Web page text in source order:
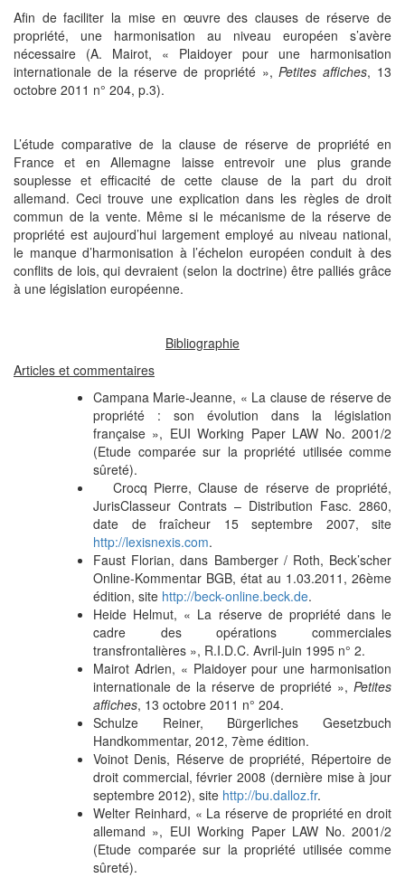
Afin de faciliter la mise en œuvre des clauses de réserve de
propriété, une harmonisation au niveau européen s’avère
nécessaire (A. Mairot, « Plaidoyer pour une harmonisation
internationale de la réserve de propriété »,Petites affiches, 13
octobre 2011 n° 204, p.3).
L’étude comparative de la clause de réserve de propriété en
France et en Allemagne laisse entrevoir une plus grande
souplesse et efficacité de cette clause de la part du droit
allemand. Ceci trouve une explication dans les règles de droit
commun de la vente. Même si le mécanisme de la réserve de
propriété est aujourd’hui largement employé au niveau national,
le manque d’harmonisation à l’échelon européen conduit à des
conflits de lois, qui devraient (selon la doctrine) être palliés grâce
à une législation européenne.
Bibliographie
Articles et commentaires
Campana Marie-Jeanne, « La clause de réserve de
propriété : son évolution dans la législation
française », EUI Working Paper LAW No. 2001/2
(Etude comparée sur la propriété utilisée comme
sûreté).
Crocq Pierre, Clause de réserve de propriété,
JurisClasseur Contrats – Distribution Fasc. 2860,
date de fraîcheur 15 septembre 2007, site
http://lexisnexis.com.
Faust Florian, dans Bamberger / Roth, Beck’scher
Online-Kommentar BGB, état au 1.03.2011, 26ème
édition, site http://beck-online.beck.de.
Heide Helmut, « La réserve de propriété dans le
cadre des opérations commerciales
transfrontalières », R.I.D.C. Avril-juin 1995 n° 2.
Mairot Adrien, « Plaidoyer pour une harmonisation
internationale de la réserve de propriété », Petites
affiches, 13 octobre 2011 n° 204.
Schulze Reiner, Bürgerliches Gesetzbuch
Handkommentar, 2012, 7ème édition.
Voinot Denis, Réserve de propriété, Répertoire de
droit commercial, février 2008 (dernière mise à jour
septembre 2012), site http://bu.dalloz.fr.
Welter Reinhard, « La réserve de propriété en droit
allemand », EUI Working Paper LAW No. 2001/2
(Etude comparée sur la propriété utilisée comme
sûreté).